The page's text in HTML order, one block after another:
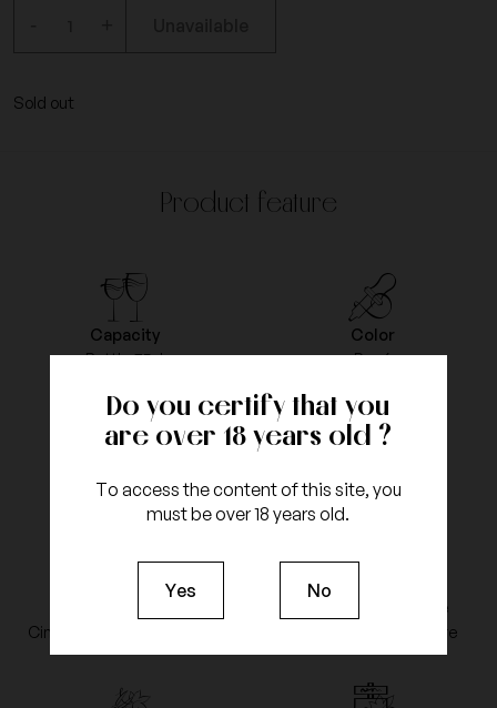
Do you certify that you
are over 18 years old ?
To access the content of this site, you
must be over 18 years old.
Yes No
Sold out
Product feature
Capacity
Bottle 75cl
Color
Rosé
2017
Côte de Provence
Cinsault, Syrah, Grenache
Type of Agriculture
Sustainable agriculture